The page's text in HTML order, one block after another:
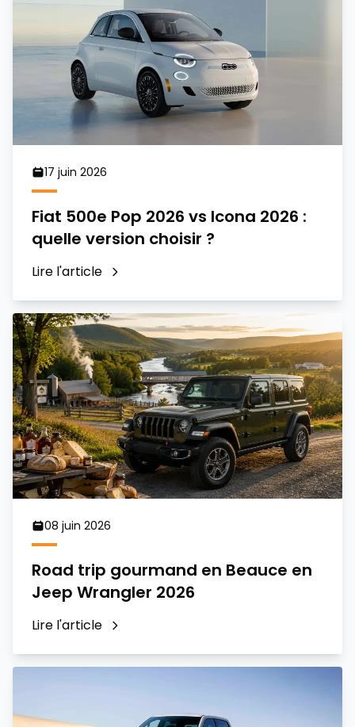
17 juin 2026
Fiat 500e Pop 2026 vs Icona 2026 :
quelle version choisir ?
Lire l'article
08 juin 2026
Road trip gourmand en Beauce en
Jeep Wrangler 2026
Lire l'article